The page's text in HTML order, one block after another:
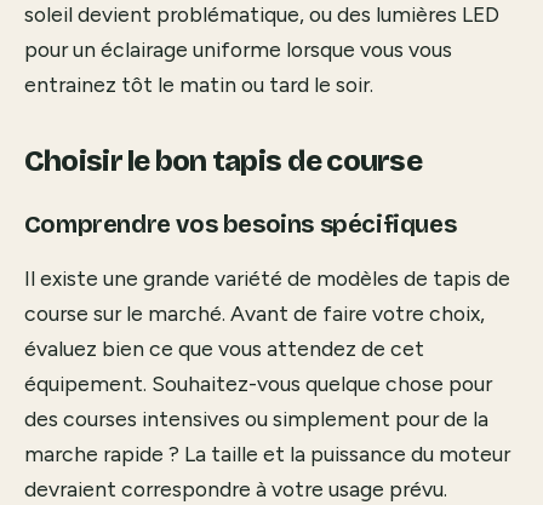
soleil devient problématique, ou des lumières LED
pour un éclairage uniforme lorsque vous vous
entrainez tôt le matin ou tard le soir.
Choisir le bon tapis de course
Comprendre vos besoins spécifiques
Il existe une grande variété de modèles de tapis de
course sur le marché. Avant de faire votre choix,
évaluez bien ce que vous attendez de cet
équipement. Souhaitez-vous quelque chose pour
des courses intensives ou simplement pour de la
marche rapide ? La taille et la puissance du moteur
devraient correspondre à votre usage prévu.